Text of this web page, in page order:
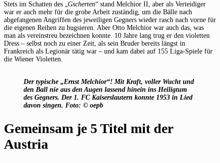
Stets im Schatten des „Gscherten“ stand Melchior II, aber als Verteidiger
war er auch mehr für die grobe Arbeit zuständig, um die Bälle nach
abgefangenen Angriffen des jeweiligen Gegners wieder rasch nach vorne für
die eigenen Reihen zu bugsieren. Aber Otto Melchior war auch das, was
man als vereinstreu bezeichnen konnte. 10 Jahre lang trug er den violetten
Dress – selbst noch zu einer Zeit, als sein Bruder bereits längst in
Frankreich als Legionär tätig war – und kam dabei auf 155 Liga-Spiele für
die Wiener Violetten.
Der typische „Ernst Melchior“! Mit Kraft, voller Wucht und
den Ball nie aus den Augen lassend hinein ins Heiligtum
des Gegners. Der 1. FC Kaiserslautern konnte 1953 in Lied
davon singen. Foto: © oepb
Gemeinsam je 5 Titel mit der
Austria